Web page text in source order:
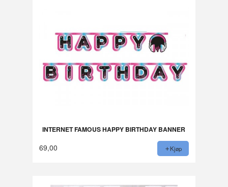
INTERNET FAMOUS HAPPY BIRTHDAY BANNER
69,00 Kjøp